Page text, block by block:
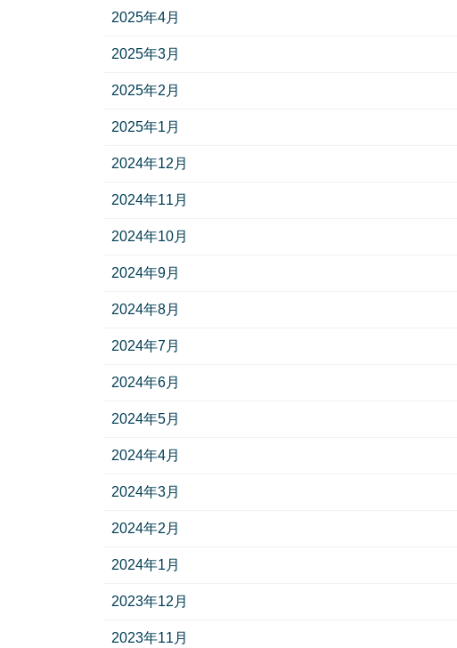
2025年4月
2025年3月
2025年2月
2025年1月
2024年12月
2024年11月
2024年10月
2024年9月
2024年8月
2024年7月
2024年6月
2024年5月
2024年4月
2024年3月
2024年2月
2024年1月
2023年12月
2023年11月